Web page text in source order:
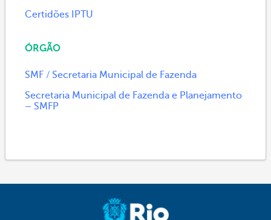
Certidões IPTU
ÓRGÃO
SMF / Secretaria Municipal de Fazenda
Secretaria Municipal de Fazenda e Planejamento
– SMFP